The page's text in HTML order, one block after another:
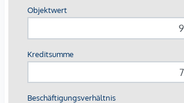
handwerkliche Präzision.
AUSSTATTUNG
Hochwertiges Fischgrätparkett